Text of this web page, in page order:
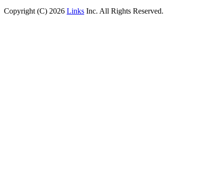
Copyright (C) 2026 Links Inc. All Rights Reserved.